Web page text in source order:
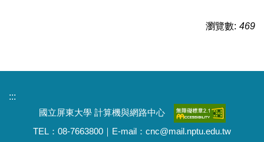
瀏覽數: 469
:::
國立屏東大學 計算機與網路中心
TEL：08-7663800｜E-mail：cnc@mail.nptu.edu.tw